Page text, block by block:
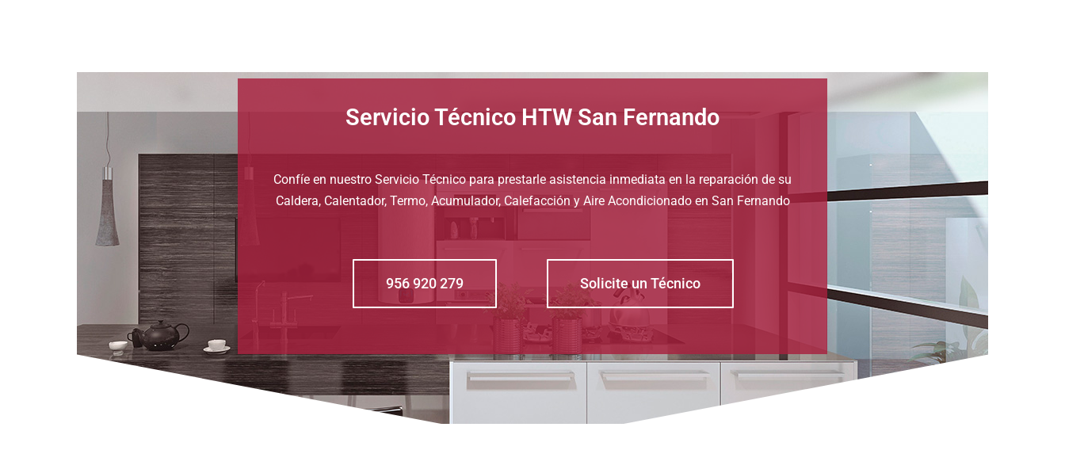
Servicio Técnico HTW San Fernando
Confíe en nuestro Servicio Técnico para prestarle asistencia inmediata en la reparación de su
Caldera, Calentador, Termo, Acumulador, Calefacción y Aire Acondicionado en San Fernando
956 920 279 Solicite un Técnico